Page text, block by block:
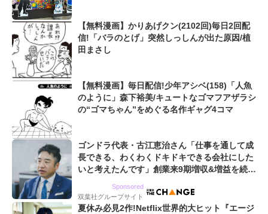
【無料漫画】かりあげクン(2102回)毎日2回配
信!「バラのとげ」突然しっしんが出た原因/植
田まさし
【無料漫画】毎日配信!少年アシベ(158)「人魚
のように」森下裕美/キュートなゴマフアザラシ
の“ゴマちゃん”をめぐる名作ギャグ4コマ
ゴンドラ代表・古江恵治さん「仕事を通して成
長できる、わくわくドキドキできる会社にした
いと考えたんです」創業来9期増収&増益を続け
Sponsored
双葉社グループサイト
夏休み必見2作!Netflix世界的大ヒット『エージ